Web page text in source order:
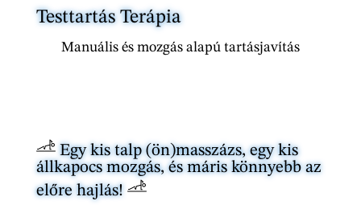
Testtartás Terápia
Manuális és mozgás alapú tartásjavítás
Egy kis talp (ön)masszázs, egy kis
állkapocs mozgás, és máris könnyebb az
előre hajlás!